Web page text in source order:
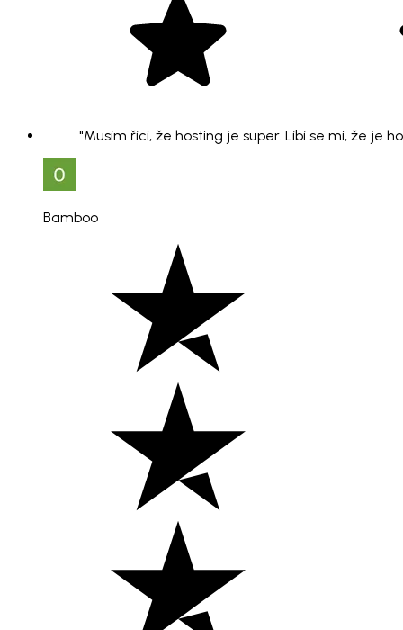
"Musím říci, že hosting je super. Líbí se mi, že je
Bamboo